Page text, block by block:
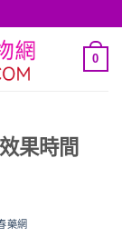
0
果時間
藥網